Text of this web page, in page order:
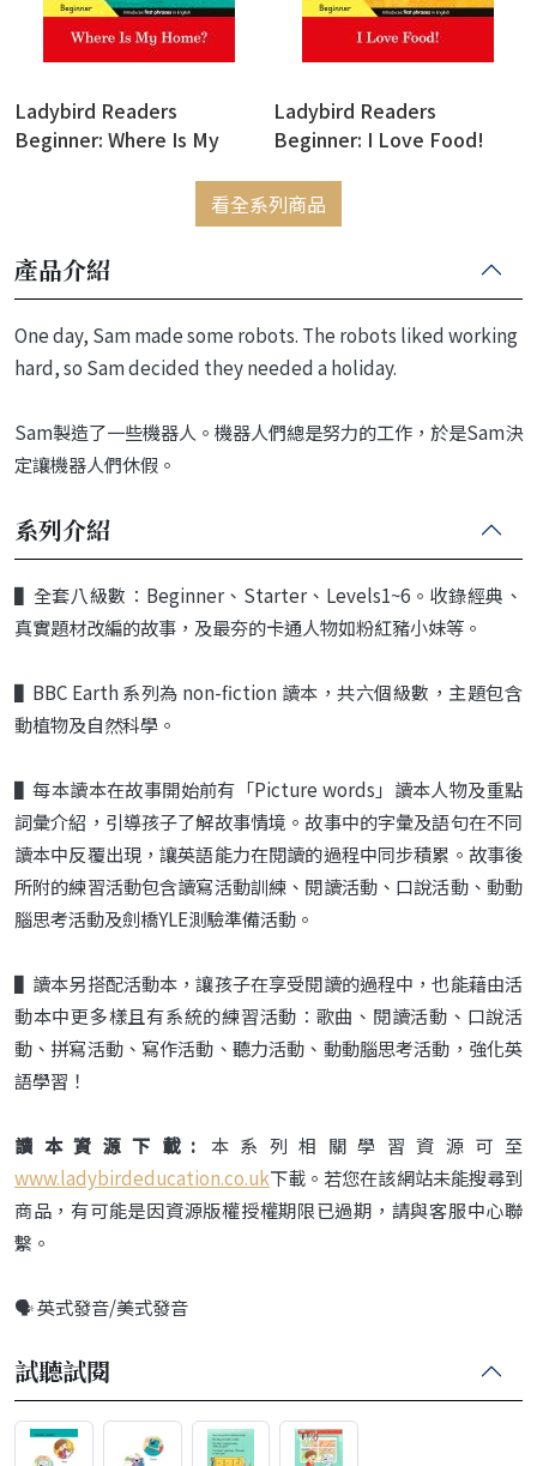
Ladybird Readers
Beginner: Where Is My
Ladybird Readers
Beginner: I Love Food!
看全系列商品
產品介紹
One day, Sam made some robots. The robots liked working
hard, so Sam decided they needed a holiday.
Sam製造了一些機器人。機器人們總是努力的工作，於是Sam決
定讓機器人們休假。
系列介紹
▌ 全套八級數： Beginner、 Starter、 Levels1~6 。收錄經典、
真實題材改編的故事， 及最夯的卡通人物如粉紅豬小妹等。
▌BBC Earth 系列為 non-fiction 讀本，共六個級數，主題包含
動植物及自然科學。
▌每本讀本在故事開始前有「Picture words」讀本人物及重點
詞彙介紹，引導孩子了解故事情境。故事中的字彙及語句在不同
讀本中反覆出現，讓英語能力在閱讀的過程中同步積累。故事後
所附的練習活動包含讀寫活動訓練、閱讀活動、口說活動、動動
腦思考活動及劍橋YLE測驗準備活動。
▌讀本另搭配活動本，讓孩子在享受閱讀的過程中，也能藉由活
動本中更多樣且有系統的練習活動：歌曲、閱讀活動、口說活
動、拼寫活動、寫作活動、聽力活動、動動腦思考活動，強化英
語學習！
讀本資源下載: 本系列相關學習資源可至
www.ladybirdeducation.co.uk下載。若您在該網站未能搜尋到
商品，有可能是因資源版權授權期限已過期，請與客服中心聯
繫。
🗣️ 英式發音/美式發音
試聽試閱